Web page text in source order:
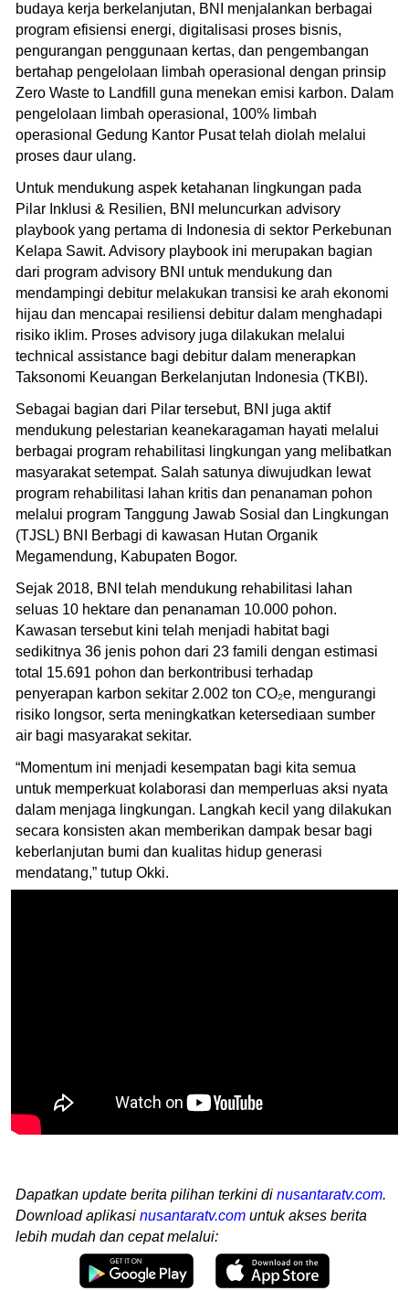
budaya kerja berkelanjutan, BNI menjalankan berbagai
program efisiensi energi, digitalisasi proses bisnis,
pengurangan penggunaan kertas, dan pengembangan
bertahap pengelolaan limbah operasional dengan prinsip
Zero Waste to Landfill guna menekan emisi karbon. Dalam
pengelolaan limbah operasional, 100% limbah
operasional Gedung Kantor Pusat telah diolah melalui
proses daur ulang.
Untuk mendukung aspek ketahanan lingkungan pada
Pilar Inklusi & Resilien, BNI meluncurkan advisory
playbook yang pertama di Indonesia di sektor Perkebunan
Kelapa Sawit. Advisory playbook ini merupakan bagian
dari program advisory BNI untuk mendukung dan
mendampingi debitur melakukan transisi ke arah ekonomi
hijau dan mencapai resiliensi debitur dalam menghadapi
risiko iklim. Proses advisory juga dilakukan melalui
technical assistance bagi debitur dalam menerapkan
Taksonomi Keuangan Berkelanjutan Indonesia (TKBI).
Sebagai bagian dari Pilar tersebut, BNI juga aktif
mendukung pelestarian keanekaragaman hayati melalui
berbagai program rehabilitasi lingkungan yang melibatkan
masyarakat setempat. Salah satunya diwujudkan lewat
program rehabilitasi lahan kritis dan penanaman pohon
melalui program Tanggung Jawab Sosial dan Lingkungan
(TJSL) BNI Berbagi di kawasan Hutan Organik
Megamendung, Kabupaten Bogor.
Sejak 2018, BNI telah mendukung rehabilitasi lahan
seluas 10 hektare dan penanaman 10.000 pohon.
Kawasan tersebut kini telah menjadi habitat bagi
sedikitnya 36 jenis pohon dari 23 famili dengan estimasi
total 15.691 pohon dan berkontribusi terhadap
penyerapan karbon sekitar 2.002 ton CO₂e, mengurangi
risiko longsor, serta meningkatkan ketersediaan sumber
air bagi masyarakat sekitar.
“Momentum ini menjadi kesempatan bagi kita semua
untuk memperkuat kolaborasi dan memperluas aksi nyata
dalam menjaga lingkungan. Langkah kecil yang dilakukan
secara konsisten akan memberikan dampak besar bagi
keberlanjutan bumi dan kualitas hidup generasi
mendatang,” tutup Okki.
Dapatkan update berita pilihan terkini di nusantaratv.com.
Download aplikasi nusantaratv.com untuk akses berita
lebih mudah dan cepat melalui: